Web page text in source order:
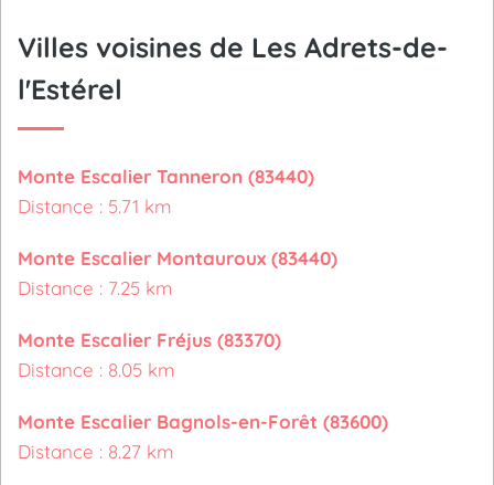
Villes voisines de Les Adrets-de-
l'Estérel
Monte Escalier Tanneron (83440)
Distance : 5.71 km
Monte Escalier Montauroux (83440)
Distance : 7.25 km
Monte Escalier Fréjus (83370)
Distance : 8.05 km
Monte Escalier Bagnols-en-Forêt (83600)
Distance : 8.27 km